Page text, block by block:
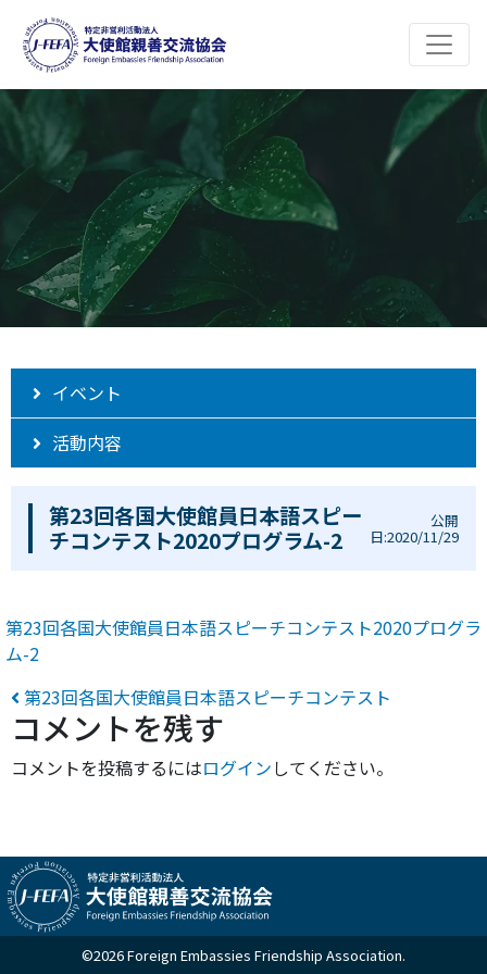
イベント
活動内容
第23回各国大使館員日本語スピー
チコンテスト2020プログラム-2
公開
日:2020/11/29
第23回各国大使館員日本語スピーチコンテスト2020プログラ
ム-2
投稿ナビゲーション
第23回各国大使館員日本語スピーチコンテスト
コメントを残す
コメントを投稿するにはログインしてください。
©2026 Foreign Embassies Friendship Association.